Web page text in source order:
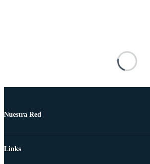
Nuestra Red
Links